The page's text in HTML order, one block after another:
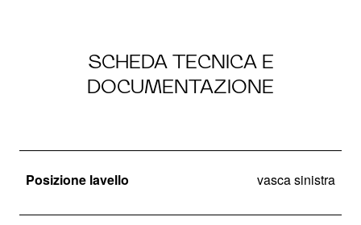
SCHEDA TECNICA E
DOCUMENTAZIONE
Posizione lavello vasca sinistra